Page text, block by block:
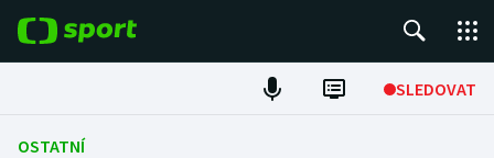
SLEDOVAT
Fotbal
OSTATNÍ